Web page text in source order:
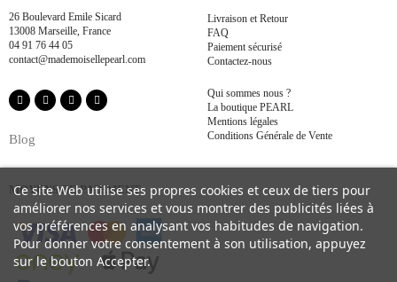
26 Boulevard Emile Sicard
13008 Marseille, France
04 91 76 44 05
contact@mademoisellepearl.com
Blog
Livraison et Retour
FAQ
Paiement sécurisé
Contactez-nous
Qui sommes nous ?
La boutique PEARL
Mentions légales
Conditions Générale de Vente
MOYENS DE PAIEMENT
Ce site Web utilise ses propres cookies et ceux de tiers pour
améliorer nos services et vous montrer des publicités liées à
vos préférences en analysant vos habitudes de navigation.
Pour donner votre consentement à son utilisation, appuyez
sur le bouton Accepter.